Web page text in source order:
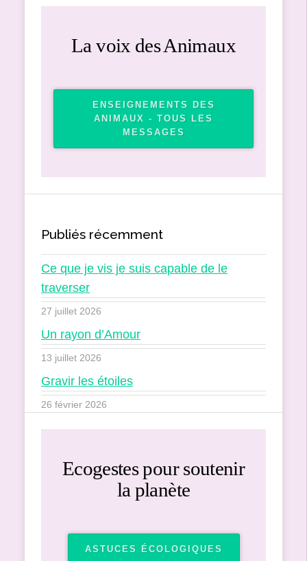
La voix des Animaux
ENSEIGNEMENTS DES
ANIMAUX - TOUS LES
MESSAGES
Publiés récemment
Ce que je vis je suis capable de le
traverser
27 juillet 2026
Un rayon d’Amour
13 juillet 2026
Gravir les étoiles
26 février 2026
Ecogestes pour soutenir
la planète
ASTUCES ÉCOLOGIQUES